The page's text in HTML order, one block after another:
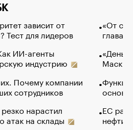
зависит от
Тест для лидеров
ИИ-агенты
индустрию
Почему компании
сотрудников
нарастил
атак на склады
«От
глава
Маск в
основ
ЕС
нефти